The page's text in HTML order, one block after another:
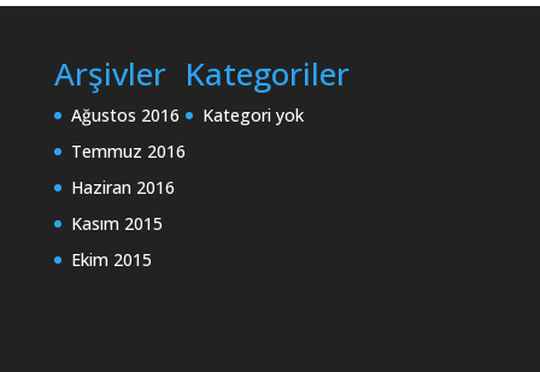
Arşivler
Ağustos 2016
Temmuz 2016
Haziran 2016
Kasım 2015
Ekim 2015
Kategoriler
Kategori yok